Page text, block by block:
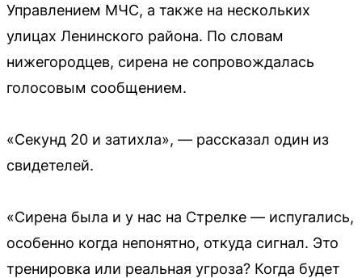
Управлением МЧС, а также на нескольких
улицах Ленинского района. По словам
нижегородцев, сирена не сопровождалась
голосовым сообщением.
«Секунд 20 и затихла», — рассказал один из
свидетелей.
«Сирена была и у нас на Стрелке — испугались,
особенно когда непонятно, откуда сигнал. Это
тренировка или реальная угроза? Когда будет